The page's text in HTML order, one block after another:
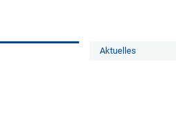
Aktuelles